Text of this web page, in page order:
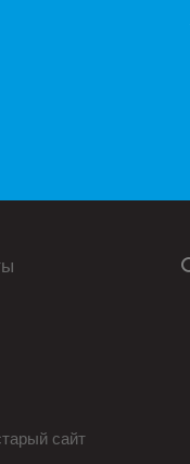
сайт